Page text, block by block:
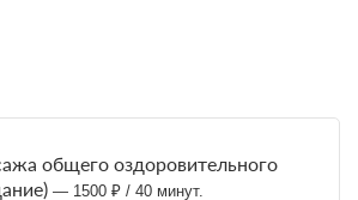
общего оздоровительного
— 1500 ₽ / 40 минут.